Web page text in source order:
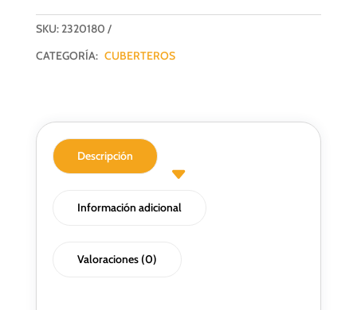
SKU:2320180
CATEGORÍA: CUBERTEROS
Descripción
Información adicional
Valoraciones (0)